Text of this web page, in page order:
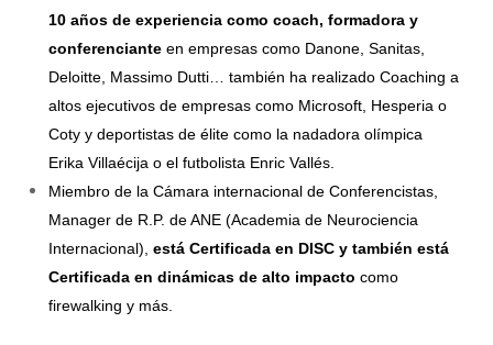
10 años de experiencia como coach, formadora y
conferenciante en empresas como Danone, Sanitas,
Deloitte, Massimo Dutti… también ha realizado Coaching a
altos ejecutivos de empresas como Microsoft, Hesperia o
Coty y deportistas de élite como la nadadora olímpica
Erika Villaécija o el futbolista Enric Vallés.
Miembro de la Cámara internacional de Conferencistas,
Manager de R.P. de ANE (Academia de Neurociencia
Internacional), está Certificada en DISC y también está
Certificada en dinámicas de alto impacto como
firewalking y más.